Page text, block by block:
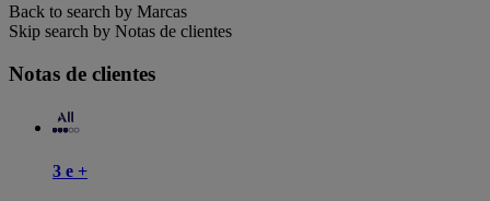
Back to search by Marcas
Skip search by Notas de clientes
Notas de clientes
3 e +